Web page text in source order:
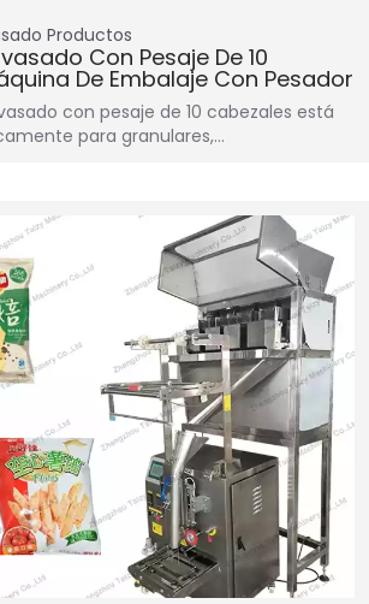
Productos
Con Pesaje De 10
De Embalaje Con Pesador
con pesaje de 10 cabezales está
para granulares,…